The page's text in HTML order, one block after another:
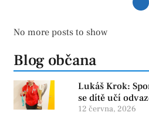
No more posts to show
Blog občana
Lukáš Krok:
se dítě učí
neroste tam,
12 června, 2026